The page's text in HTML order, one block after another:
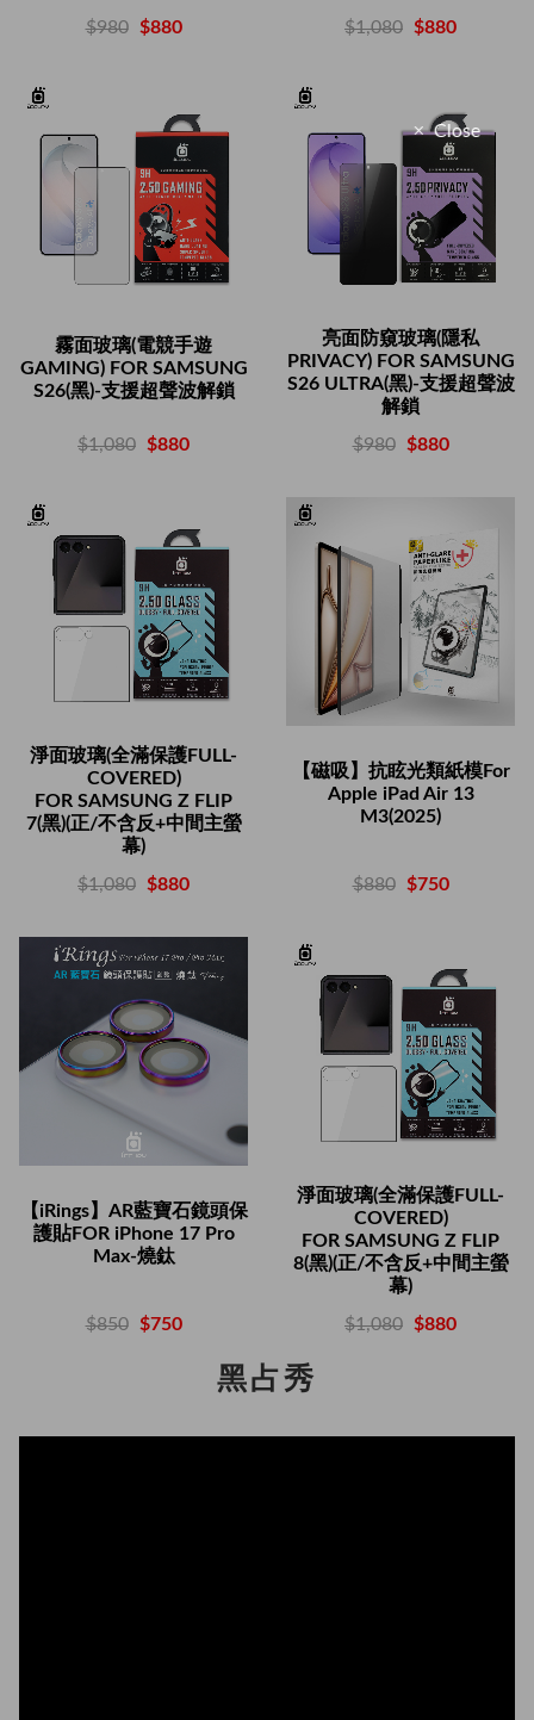
$980 $880 $1,080 $880
霧面玻璃(電競手遊
GAMING) FOR SAMSUNG
S26(黑)-支援超聲波解鎖
$1,080 $880
亮面防窺玻璃(隱私
PRIVACY) FOR SAMSUNG
S26 ULTRA(黑)-支援超聲波
解鎖
$980 $880
淨面玻璃(全滿保護FULL-
COVERED)
FOR SAMSUNG Z FLIP
7(黑)(正/不含反+中間主螢
幕)
$1,080 $880
【磁吸】抗眩光類紙模For
Apple iPad Air 13
M3(2025)
$880 $750
【iRings】AR藍寶石鏡頭保
護貼FOR iPhone 17 Pro
Max-燒鈦
$850 $750
淨面玻璃(全滿保護FULL-
COVERED)
FOR SAMSUNG Z FLIP
8(黑)(正/不含反+中間主螢
幕)
$1,080 $880
黑占秀
Close